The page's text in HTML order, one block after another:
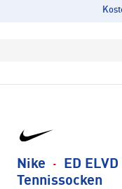
Nike ·
ED
Tennissocken